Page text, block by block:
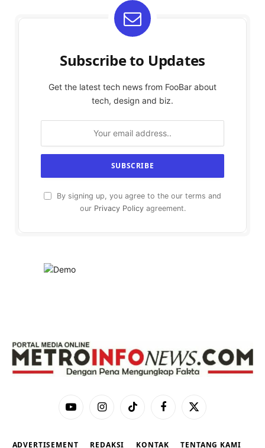
Subscribe to Updates
Get the latest tech news from FooBar about
tech, design and biz.
By signing up, you agree to the our terms and
our Privacy Policyagreement.
YouTubeInstagramTikTok Facebook
X
ADVERTISEMENT REDAKSI KONTAK TENTANG KAMI